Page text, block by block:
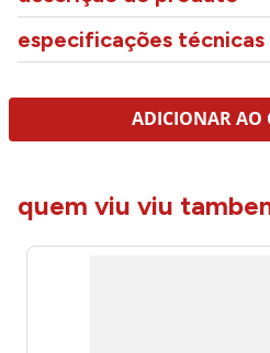
especificações técnicas
ADICIONAR AO
quem viu viu